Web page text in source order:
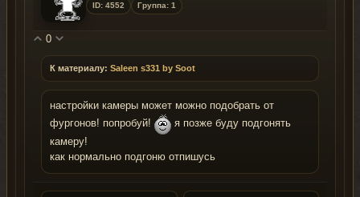
ID: 4552 Группа: 1
0
К материалу: Saleen s331 by Soot
настройки камеры может можно подобрать от
фургонов! попробуй!
я позже буду подгонять
камеру!
как нормально подгоню отпишусь